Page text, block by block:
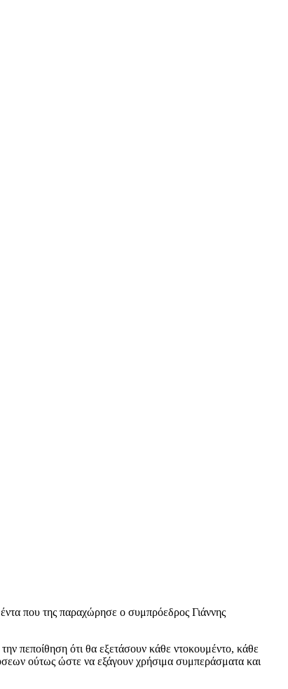
που της παραχώρησε ο συμπρόεδρος Γιάννης
πεποίθηση ότι θα εξετάσουν κάθε ντοκουμέντο, κάθε
ούτως ώστε να εξάγουν χρήσιμα συμπεράσματα και